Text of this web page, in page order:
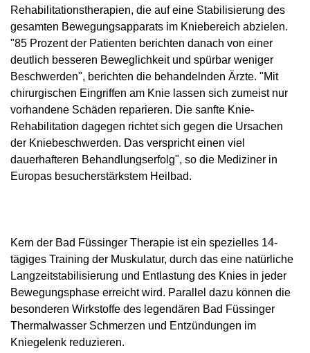
Rehabilitationstherapien, die auf eine Stabilisierung des
gesamten Bewegungsapparats im Kniebereich abzielen.
"85 Prozent der Patienten berichten danach von einer
deutlich besseren Beweglichkeit und spürbar weniger
Beschwerden", berichten die behandelnden Ärzte. "Mit
chirurgischen Eingriffen am Knie lassen sich zumeist nur
vorhandene Schäden reparieren. Die sanfte Knie-
Rehabilitation dagegen richtet sich gegen die Ursachen
der Kniebeschwerden. Das verspricht einen viel
dauerhafteren Behandlungserfolg", so die Mediziner in
Europas besucherstärkstem Heilbad.
Kern der Bad Füssinger Therapie ist ein spezielles 14-
tägiges Training der Muskulatur, durch das eine natürliche
Langzeitstabilisierung und Entlastung des Knies in jeder
Bewegungsphase erreicht wird. Parallel dazu können die
besonderen Wirkstoffe des legendären Bad Füssinger
Thermalwasser Schmerzen und Entzündungen im
Kniegelenk reduzieren.